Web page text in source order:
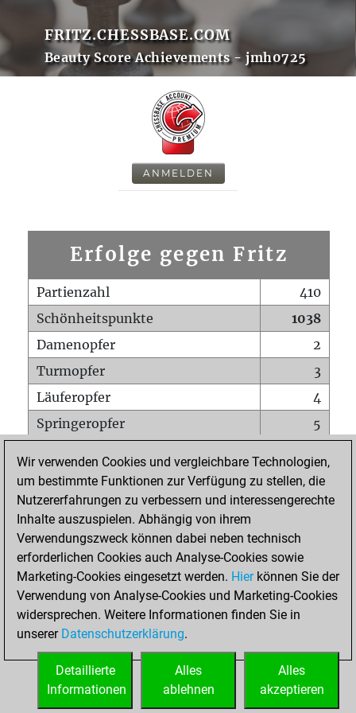
FRITZ.CHESSBASE.COM
Beauty Score Achievements - jmh0725
ANMELDEN
Erfolge gegen Fritz
Partienzahl
410
Schönheitspunkte
1038
Damenopfer
2
Turmopfer
3
Läuferopfer
4
Springeropfer
5
Matt auf vollem Brett
0
Bauer setzt Matt
0
Erstickte Matts
Unterverwandlungen
Türme auf der siebten
0
STARTSEITE
Wir verwenden Cookies und vergleichbare Technologien,
um bestimmte Funktionen zur Verfügung zu stellen, die
Nutzererfahrungen zu verbessern und interessengerechte
Inhalte auszuspielen. Abhängig von ihrem
Verwendungszweck können dabei neben technisch
erforderlichen Cookies auch Analyse-Cookies sowie
Marketing-Cookies eingesetzt werden. Hierkönnen Sie der
Verwendung von Analyse-Cookies und Marketing-Cookies
widersprechen. Weitere Informationen finden Sie in
unserer Datenschutzerklärung.
Alles
akzeptieren
Alles
ablehnen
Detaillierte
Informationen